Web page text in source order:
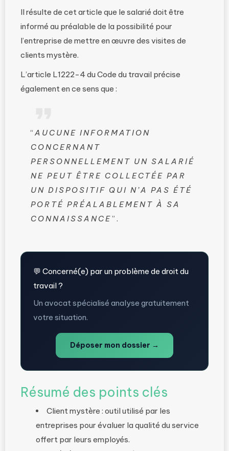
Il résulte de cet article que le salarié doit être
informé au préalable de la possibilité pour
l’entreprise de mettre en œuvre des visites de
clients mystère.
L’article L1222-4 du Code du travail précise
également en ce sens que :
“AUCUNE INFORMATION
CONCERNANT
PERSONNELLEMENT UN SALARIÉ
NE PEUT ÊTRE COLLECTÉE PAR
UN DISPOSITIF QUI N’A PAS ÉTÉ
PORTÉ PRÉALABLEMENT À SA
CONNAISSANCE”.
💬 Concerné(e) par un problème de droit du
travail ?
Un avocat spécialisé analyse gratuitement
votre situation.
Déposer mon dossier →
Résumé des points clés
Client mystère : outil utilisé par les
entreprises pour évaluer la qualité du service
offert par leurs employés.